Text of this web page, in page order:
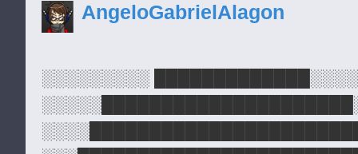
AngeloGabrielAlagon
░░░░░░░░░